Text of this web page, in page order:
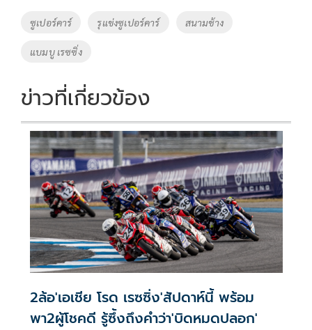
o
k
Li
Tags
ซูเปอร์คาร์ รุแข่งซูเปอร์คาร์ สนามช้าง
แบมบู เรซซิ่ง
ข่าวที่เกี่ยวข้อง
2ล้อ'เอเชีย โรด เรซซิ่ง'สัปดาห์นี้ พร้อม
พา2ผู้โชคดี รู้ซึ้งถึงคำว่า'บิดหมดปลอก'